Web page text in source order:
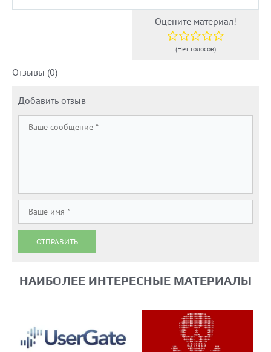
Оцените материал!
(Нет голосов)
Отзывы (0)
Добавить отзыв
ОТПРАВИТЬ
НАИБОЛЕЕ ИНТЕРЕСНЫЕ МАТЕРИАЛЫ